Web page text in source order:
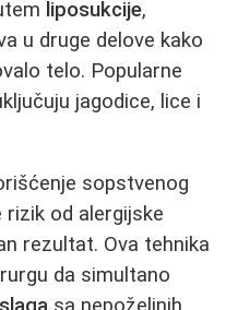
liposukcije,
u druge delove kako
telo. Popularne
jagodice, lice i
sopstvenog
od alergijske
rezultat. Ova tehnika
da simultano
sa nepoželjnih